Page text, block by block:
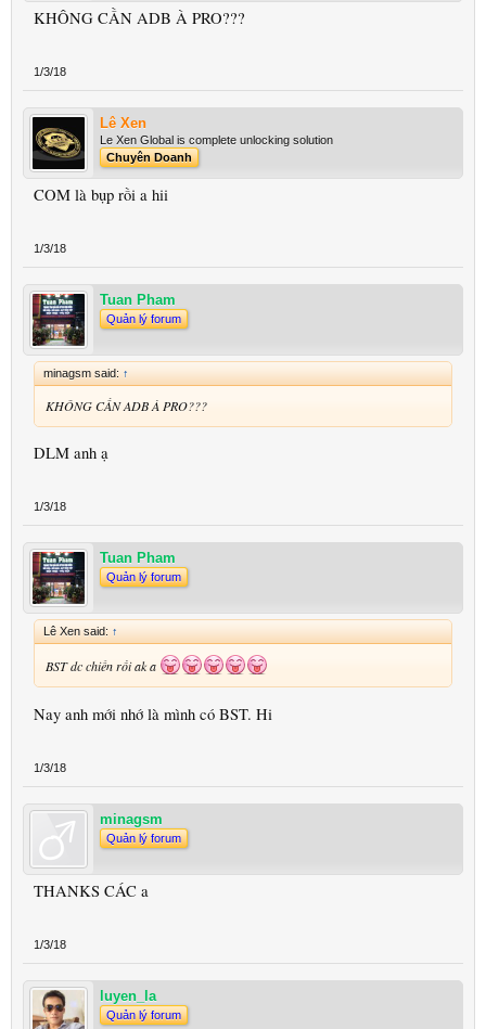
KHÔNG CẦN ADB À PRO???
1/3/18
Lê Xen
Le Xen Global is complete unlocking solution
Chuyên Doanh
COM là bụp rồi a hii
1/3/18
Tuan Pham
Quản lý forum
minagsm said: ↑
KHÔNG CẦN ADB À PRO???
DLM anh ạ
1/3/18
Tuan Pham
Quản lý forum
Lê Xen said: ↑
BST dc chiến rồi ak a
Nay anh mới nhớ là mình có BST. Hi
1/3/18
minagsm
Quản lý forum
THANKS CÁC a
1/3/18
luyen_la
Quản lý forum